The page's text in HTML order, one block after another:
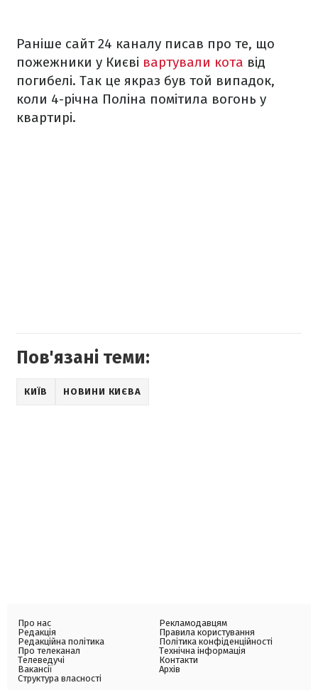
Раніше сайт 24 каналу писав про те, що
пожежники у Києві вартували кота від
погибелі. Так це якраз був той випадок,
коли 4-річна Поліна помітила вогонь у
квартирі.
Пов'язані теми:
КИЇВ НОВИНИ КИЄВА
Про нас
Редакція
Редакційна політика
Про телеканал
Телеведучі
Вакансії
Структура власності
Рекламодавцям
Правила користування
Політика конфіденційності
Технічна інформація
Контакти
Архів